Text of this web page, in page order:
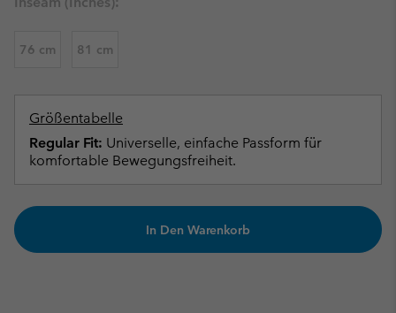
76 cm 81 cm
Größentabelle
Regular Fit: Universelle, einfache Passform für
komfortable Bewegungsfreiheit.
In Den Warenkorb